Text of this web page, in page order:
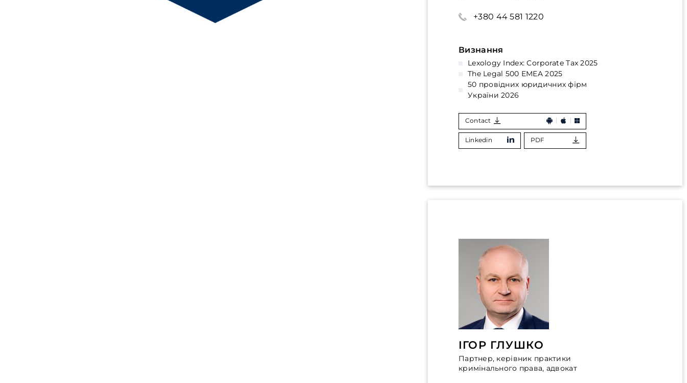
+380 44 581 1220
Визнання
Lexology Index: Corporate Tax 2025
The Legal 500 EMEA 2025
50 провідних юридичних фірм
України 2026
Contact
Linkedin PDF
ІГОР ГЛУШКО
Партнер, керівник практики
кримінального права, адвокат